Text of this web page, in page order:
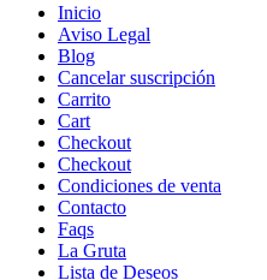
Inicio
Aviso Legal
Blog
Cancelar suscripción
Carrito
Cart
Checkout
Checkout
Condiciones de venta
Contacto
Faqs
La Gruta
Lista de Deseos